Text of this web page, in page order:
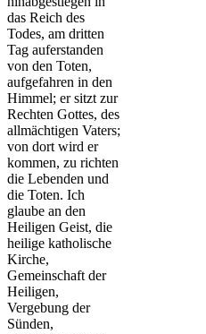
das Reich des
Todes, am dritten
Tag auferstanden
von den Toten,
aufgefahren in den
Himmel; er sitzt zur
Rechten Gottes, des
allmächtigen Vaters;
von dort wird er
kommen, zu richten
die Lebenden und
die Toten. Ich
glaube an den
Heiligen Geist, die
heilige katholische
Kirche,
Gemeinschaft der
Heiligen,
Vergebung der
Sünden,